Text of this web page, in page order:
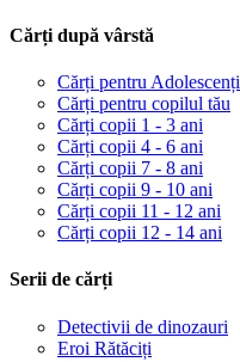
Cărți după vârstă
Cărți pentru Adolescenți
Cărți pentru copilul tău
Cărți copii 1 - 3 ani
Cărți copii 4 - 6 ani
Cărți copii 7 - 8 ani
Cărți copii 9 - 10 ani
Cărți copii 11 - 12 ani
Cărți copii 12 - 14 ani
Serii de cărți
Detectivii de dinozauri
Eroi Rătăciți